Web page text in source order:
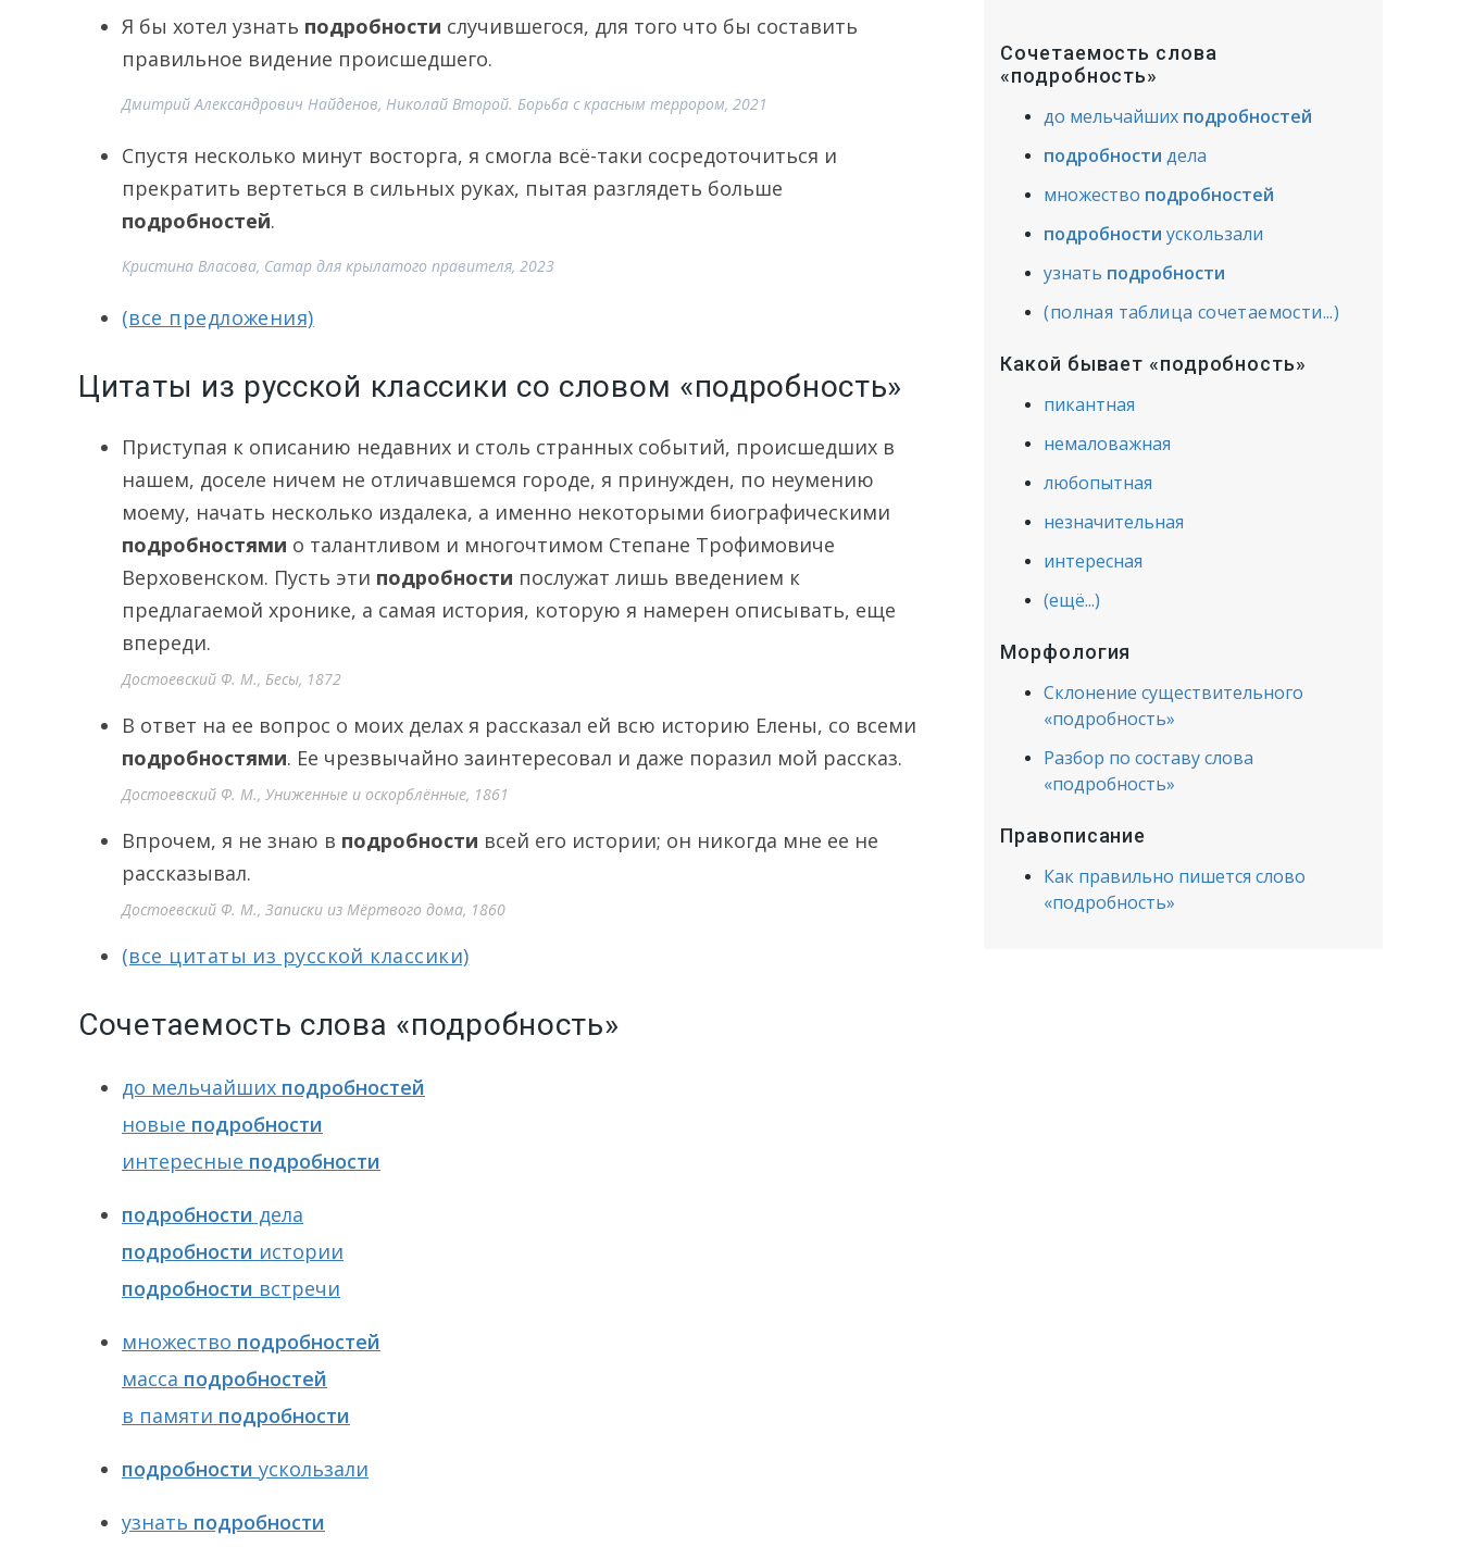
Я бы хотел узнать подробности случившегося, для того что бы составить
правильное видение происшедшего.
Дмитрий Александрович Найденов, Николай Второй. Борьба с красным террором, 2021
Спустя несколько минут восторга, я смогла всё-таки сосредоточиться и
прекратить вертеться в сильных руках, пытая разглядеть больше
подробностей.
Кристина Власова, Сатар для крылатого правителя, 2023
(все предложения)
Цитаты из русской классики со словом «подробность»
Приступая к описанию недавних и столь странных событий, происшедших в
нашем, доселе ничем не отличавшемся городе, я принужден, по неумению
моему, начать несколько издалека, а именно некоторыми биографическими
подробностями о талантливом и многочтимом Степане Трофимовиче
Верховенском. Пусть эти подробности послужат лишь введением к
предлагаемой хронике, а самая история, которую я намерен описывать, еще
впереди.
Достоевский Ф. М., Бесы, 1872
В ответ на ее вопрос о моих делах я рассказал ей всю историю Елены, со всеми
подробностями. Ее чрезвычайно заинтересовал и даже поразил мой рассказ.
Достоевский Ф. М., Униженные и оскорблённые, 1861
Впрочем, я не знаю в подробности всей его истории; он никогда мне ее не
рассказывал.
Достоевский Ф. М., Записки из Мёртвого дома, 1860
(все цитаты из русской классики)
Сочетаемость слова «подробность»
до мельчайших подробностей
новые подробности
интересные подробности
подробности дела
подробности истории
подробности встречи
множество подробностей
масса подробностей
в памяти подробности
подробности ускользали
узнать подробности
Сочетаемость слова
«подробность»
до мельчайших подробностей
подробности дела
множество подробностей
подробности ускользали
узнать подробности
(полная таблица сочетаемости...)
Какой бывает «подробность»
пикантная
немаловажная
любопытная
незначительная
интересная
(ещё...)
Морфология
Склонение существительного
«подробность»
Разбор по составу слова
«подробность»
Правописание
Как правильно пишется слово
«подробность»